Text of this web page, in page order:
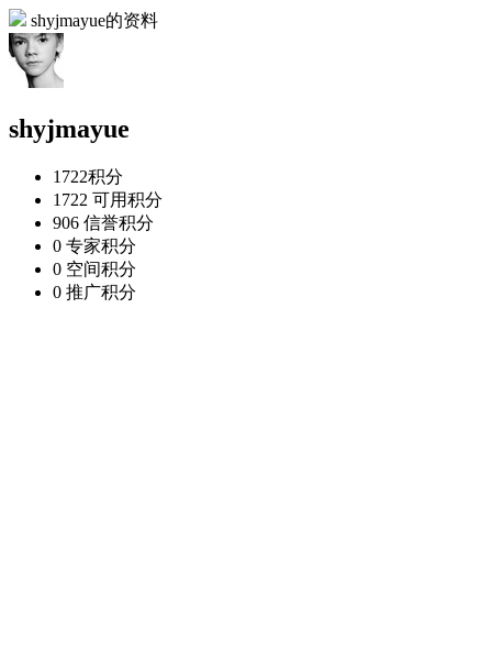
shyjmayue的资料
shyjmayue
1722积分
1722 可用积分
906 信誉积分
0 专家积分
0 空间积分
0 推广积分